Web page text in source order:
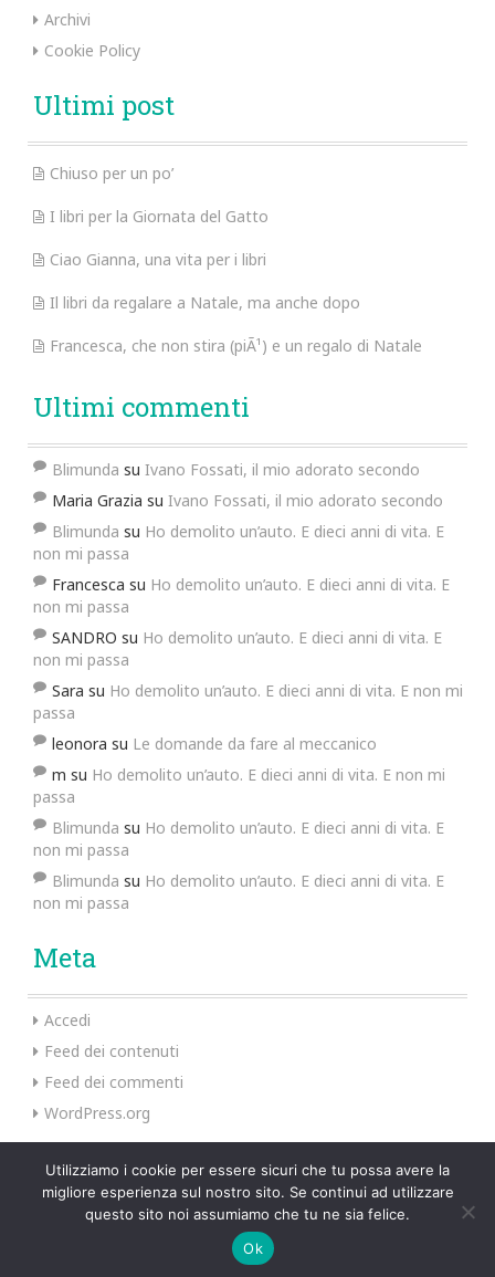
Archivi
Cookie Policy
Ultimi post
Chiuso per un po’
I libri per la Giornata del Gatto
Ciao Gianna, una vita per i libri
Il libri da regalare a Natale, ma anche dopo
Francesca, che non stira (piÃ¹) e un regalo di Natale
Ultimi commenti
Blimunda su Ivano Fossati, il mio adorato secondo
Maria Grazia su Ivano Fossati, il mio adorato secondo
Blimunda su Ho demolito un’auto. E dieci anni di vita. E
non mi passa
Francesca su Ho demolito un’auto. E dieci anni di vita. E
non mi passa
SANDRO su Ho demolito un’auto. E dieci anni di vita. E
non mi passa
Sara su Ho demolito un’auto. E dieci anni di vita. E non mi
passa
leonora su Le domande da fare al meccanico
m su Ho demolito un’auto. E dieci anni di vita. E non mi
passa
Blimunda su Ho demolito un’auto. E dieci anni di vita. E
non mi passa
Blimunda su Ho demolito un’auto. E dieci anni di vita. E
non mi passa
Meta
Accedi
Feed dei contenuti
Feed dei commenti
WordPress.org
Preus Theme byInkHive.
Utilizziamo i cookie per essere sicuri che tu possa avere la
migliore esperienza sul nostro sito. Se continui ad utilizzare
questo sito noi assumiamo che tu ne sia felice.
Ok